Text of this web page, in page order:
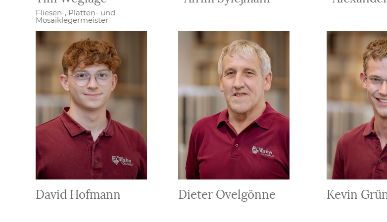
Fliesen-, Platten- und
Mosaiklegermeister
David Hofmann Dieter Ovelgönne Kevin